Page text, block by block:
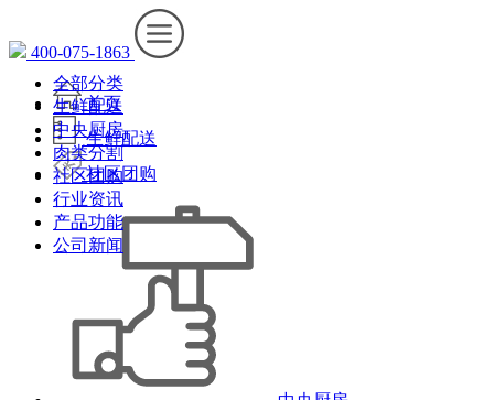
400-075-1863
首页
生鲜配送
社区团购
全部分类
生鲜配送
中央厨房
肉类分割
社区团购
行业资讯
产品功能
公司新闻